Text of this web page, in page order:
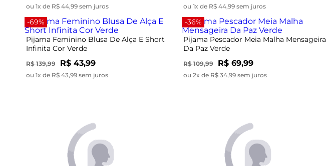
ou 1x de R$ 44,99 sem juros ou 1x de R$ 44,99 sem juros
-69%
Pijama Feminino Blusa De Alça E Short
Infinita Cor Verde
R$ 139,99 R$ 43,99
ou 1x de R$ 43,99 sem juros
-36%
Pijama Pescador Meia Malha Mensageira
Da Paz Verde
R$ 109,99 R$ 69,99
ou 2x de R$ 34,99 sem juros